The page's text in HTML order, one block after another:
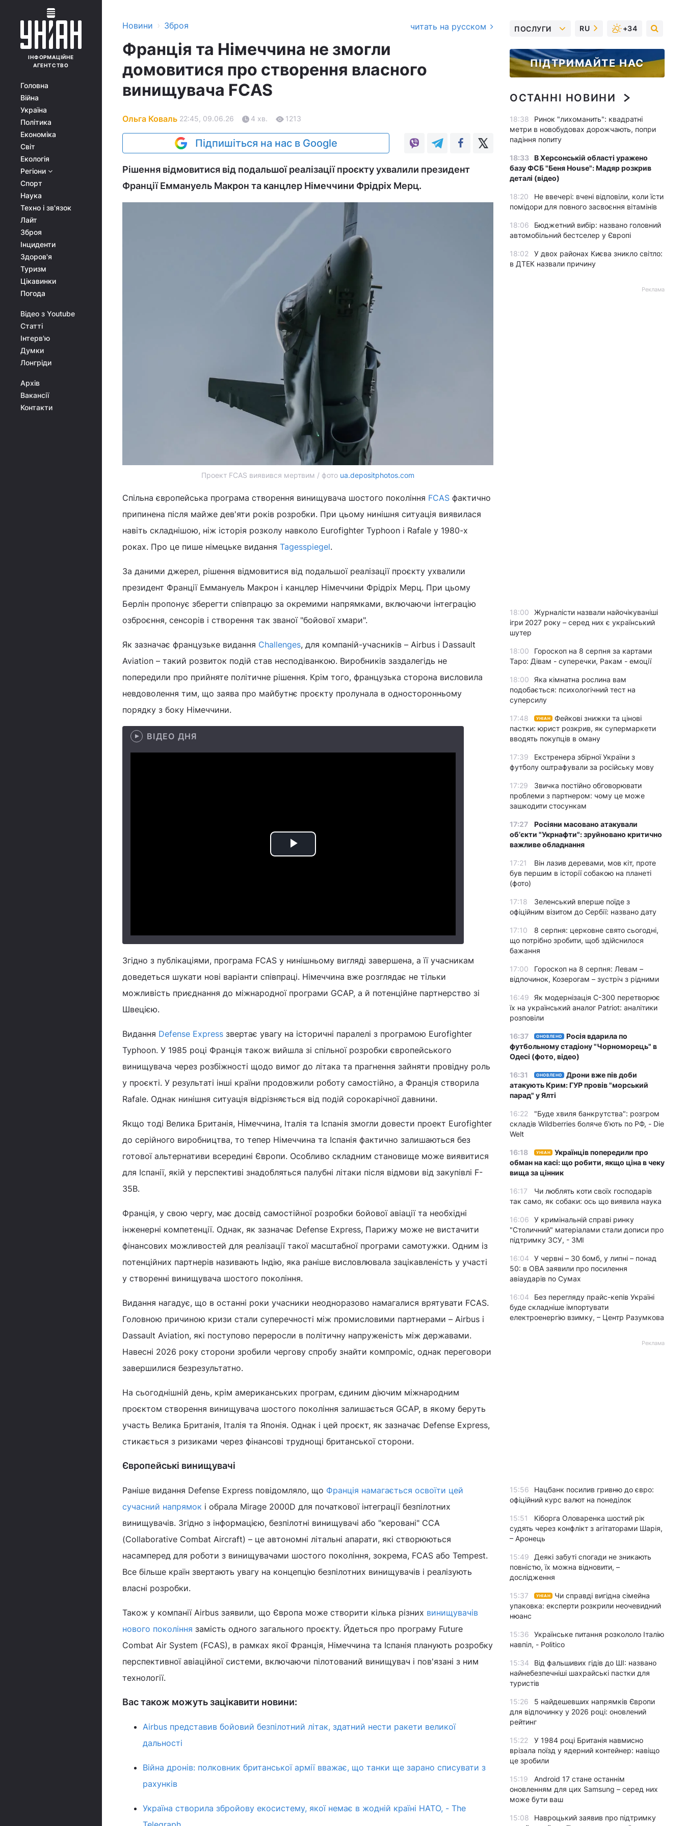
ІНФОРМАЦІЙНЕ
АГЕНТСТВО
Головна
Війна
Україна
Політика
Економіка
Світ
Екологія
Регіони
Спорт
Наука
Техно і зв'язок
Лайт
Зброя
Інциденти
Здоров'я
Туризм
Цікавинки
Погода
Відео з Youtube
Статті
Інтерв'ю
Думки
Лонгріди
Архів
Вакансії
Контакти
Новини › Зброя читать на русском
Франція та Німеччина не змогли
домовитися про створення власного
винищувача FCAS
Ольга Коваль 22:45, 09.06.26 4 хв. 1213
Підпишіться на нас в Google
Рішення відмовитися від подальшої реалізації проєкту ухвалили президент
Франції Еммануель Макрон та канцлер Німеччини Фрідріх Мерц.
Проект FCAS виявився мертвим / фото ua.depositphotos.com
Спільна європейська програма створення винищувача шостого покоління FCAS фактично
припинена після майже дев'яти років розробки. При цьому нинішня ситуація виявилася
навіть складнішою, ніж історія розколу навколо Eurofighter Typhoon і Rafale у 1980-х
роках. Про це пише німецьке видання Tagesspiegel.
За даними джерел, рішення відмовитися від подальшої реалізації проєкту ухвалили
президент Франції Еммануель Макрон і канцлер Німеччини Фрідріх Мерц. При цьому
Берлін пропонує зберегти співпрацю за окремими напрямками, включаючи інтеграцію
озброєння, сенсорів і створення так званої "бойової хмари".
Як зазначає французьке видання Challenges, для компаній-учасників – Airbus і Dassault
Aviation – такий розвиток подій став несподіванкою. Виробників заздалегідь не
попередили про прийняте політичне рішення. Крім того, французька сторона висловила
невдоволення тим, що заява про майбутнє проєкту пролунала в односторонньому
порядку з боку Німеччини.
ВІДЕО ДНЯ
Play
Згідно з публікаціями, програма FCAS у нинішньому вигляді завершена, а її учасникам
доведеться шукати нові варіанти співпраці. Німеччина вже розглядає не тільки
можливість приєднання до міжнародної програми GCAP, а й потенційне партнерство зі
Швецією.
Видання Defense Express звертає увагу на історичні паралелі з програмою Eurofighter
Typhoon. У 1985 році Франція також вийшла зі спільної розробки європейського
винищувача через розбіжності щодо вимог до літака та прагнення зайняти провідну роль
у проєкті. У результаті інші країни продовжили роботу самостійно, а Франція створила
Rafale. Однак нинішня ситуація відрізняється від подій сорокарічної давнини.
Якщо тоді Велика Британія, Німеччина, Італія та Іспанія змогли довести проект Eurofighter
до серійного виробництва, то тепер Німеччина та Іспанія фактично залишаються без
готової альтернативи всередині Європи. Особливо складним становище може виявитися
для Іспанії, якій у перспективі знадобляться палубні літаки після відмови від закупівлі F-
35B.
Франція, у свою чергу, має досвід самостійної розробки бойової авіації та необхідні
інженерні компетенції. Однак, як зазначає Defense Express, Парижу може не вистачити
фінансових можливостей для реалізації такої масштабної програми самотужки. Одним із
потенційних партнерів називають Індію, яка раніше висловлювала зацікавленість у участі
у створенні винищувача шостого покоління.
Видання нагадує, що в останні роки учасники неодноразово намагалися врятувати FCAS.
Головною причиною кризи стали суперечності між промисловими партнерами – Airbus і
Dassault Aviation, які поступово переросли в політичну напруженість між державами.
Навесні 2026 року сторони зробили чергову спробу знайти компроміс, однак переговори
завершилися безрезультатно.
На сьогоднішній день, крім американських програм, єдиним діючим міжнародним
проєктом створення винищувача шостого покоління залишається GCAP, в якому беруть
участь Велика Британія, Італія та Японія. Однак і цей проєкт, як зазначає Defense Express,
стикається з ризиками через фінансові труднощі британської сторони.
Європейські винищувачі
Раніше видання Defense Express повідомляло, що Франція намагається освоїти цей
сучасний напрямок і обрала Mirage 2000D для початкової інтеграції безпілотних
винищувачів. Згідно з інформацією, безпілотні винищувачі або "керовані" CCA
(Collaborative Combat Aircraft) – це автономні літальні апарати, які створюються
насамперед для роботи з винищувачами шостого покоління, зокрема, FCAS або Tempest.
Все більше країн звертають увагу на концепцію безпілотних винищувачів і реалізують
власні розробки.
Також у компанії Airbus заявили, що Європа може створити кілька різних винищувачів
нового покоління замість одного загального проєкту. Йдеться про програму Future
Combat Air System (FCAS), в рамках якої Франція, Німеччина та Іспанія планують розробку
перспективної авіаційної системи, включаючи пілотований винищувач і пов'язані з ним
технології.
Вас також можуть зацікавити новини:
Airbus представив бойовий безпілотний літак, здатний нести ракети великої
дальності
Війна дронів: полковник британської армії вважає, що танки ще зарано списувати з
рахунків
Україна створила збройову екосистему, якої немає в жодній країні НАТО, - The
ПОСЛУГИ RU +34
ПІДТРИМАЙТЕ НАС
ОСТАННІ НОВИНИ
18:38
Ринок "лихоманить": квадратні
метри в новобудовах дорожчають, попри
падіння попиту
18:33 В Херсонській області уражено
базу ФСБ "Беня House": Мадяр розкрив
деталі (відео)
18:20
Не ввечері: вчені відповіли, коли їсти
помідори для повного засвоєння вітамінів
18:06
Бюджетний вибір: названо головний
автомобільний бестселер у Європі
18:02
У двох районах Києва зникло світло:
в ДТЕК назвали причину
Реклама
18:00
Журналісти назвали найочікуваніші
ігри 2027 року – серед них є український
шутер
18:00
Гороскоп на 8 серпня за картами
Таро: Дівам - суперечки, Ракам - емоції
18:00
Яка кімнатна рослина вам
подобається: психологічний тест на
суперсилу
17:48 УНІАН
Фейкові знижки та цінові
пастки: юрист розкрив, як супермаркети
вводять покупців в оману
17:39
Екстренера збірної України з
футболу оштрафували за російську мову
17:29
Звичка постійно обговорювати
проблеми з партнером: чому це може
зашкодити стосункам
17:27
Росіяни масовано атакували
обʼєкти "Укрнафти": зруйновано критично
важливе обладнання
17:21
Він лазив деревами, мов кіт, проте
був першим в історії собакою на планеті
(фото)
17:18
Зеленський вперше поїде з
офіційним візитом до Сербії: названо дату
17:10
8 серпня: церковне свято сьогодні,
що потрібно зробити, щоб здійснилося
бажання
17:00
Гороскоп на 8 серпня: Левам –
відпочинок, Козерогам – зустріч з рідними
16:49
Як модернізація С-300 перетворює
їх на український аналог Patriot: аналітики
розповіли
16:37 ОНОВЛЕНО
Росія вдарила по
футбольному стадіону "Чорноморець" в
Одесі (фото, відео)
16:31 ОНОВЛЕНО
Дрони вже пів доби
атакують Крим: ГУР провів "морський
парад" у Ялті
16:22
"Буде хвиля банкрутства": розгром
складів Wildberries боляче бʼють по РФ, - Die
Welt
16:18 УНІАН
Українців попередили про
обман на касі: що робити, якщо ціна в чеку
вища за цінник
16:17
Чи люблять коти своїх господарів
так само, як собаки: ось що виявила наука
16:06
У кримінальній справі ринку
"Столичний" матеріалами стали дописи про
підтримку ЗСУ, - ЗМІ
16:04
У червні – 30 бомб, у липні – понад
50: в ОВА заявили про посилення
авіаударів по Сумах
16:04
Без перегляду прайс-кепів Україні
буде складніше імпортувати
електроенергію взимку, – Центр Разумкова
Реклама
15:56
Нацбанк посилив гривню до євро:
офіційний курс валют на понеділок
15:51
Кіборга Оловаренка шостий рік
судять через конфлікт з агітаторами Шарія,
– Аронець
15:49
Деякі забуті спогади не зникають
повністю, їх можна відновити, –
дослідження
15:37 УНІАН
Чи справді вигідна сімейна
упаковка: експерти розкрили неочевидний
нюанс
15:36
Українське питання розкололо Італію
навпіл, - Politico
15:34
Від фальшивих гідів до ШІ: названо
найнебезпечніші шахрайські пастки для
туристів
15:26
5 найдешевших напрямків Європи
для відпочинку у 2026 році: оновлений
рейтинг
15:22
У 1984 році Британія навмисно
врізала поїзд у ядерний контейнер: навіщо
це зробили
15:19
Android 17 стане останнім
оновленням для цих Samsung – серед них
може бути ваш
15:08
Навроцький заявив про підтримку